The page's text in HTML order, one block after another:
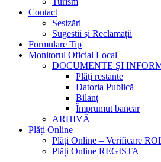
Contact
Sesizări
Sugestii și Reclamații
Formulare Tip
Monitorul Oficial Local
DOCUMENTE ŞI
Plăți restante
Datoria Publică
Bilanț
Împrumut bancar
ARHIVĂ
Plăți Online
Plăți Online – Verificare
Plăți Online REGISTA